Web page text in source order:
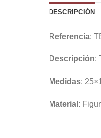
DESCRIPCIÓN
Referencia:
Descripción:
Medidas:
Material :